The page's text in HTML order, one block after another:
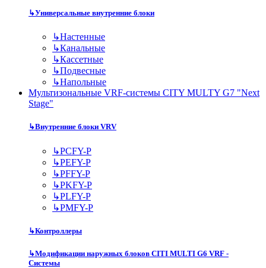
↳Универсальные внутренние блоки
↳Настенные
↳Канальные
↳Кассетные
↳Подвесные
↳Напольные
Мультизональные VRF-системы CITY MULTY G7 "Next
Stage"
↳Внутренние блоки VRV
↳PCFY-P
↳PEFY-P
↳PFFY-P
↳PKFY-P
↳PLFY-P
↳PMFY-P
↳Контроллеры
↳Модификации наружных блоков CITI MULTI G6 VRF -
Системы